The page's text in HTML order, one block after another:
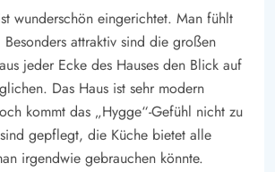
wunderschön eingerichtet. Man fühlt
attraktiv sind die großen
jeder Ecke des Hauses den Blick auf
Das Haus ist sehr modern
kommt das „Hygge“-Gefühl nicht zu
gepflegt, die Küche bietet alle
irgendwie gebrauchen könnte.